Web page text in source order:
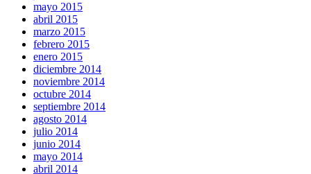
mayo 2015
abril 2015
marzo 2015
febrero 2015
enero 2015
diciembre 2014
noviembre 2014
octubre 2014
septiembre 2014
agosto 2014
julio 2014
junio 2014
mayo 2014
abril 2014